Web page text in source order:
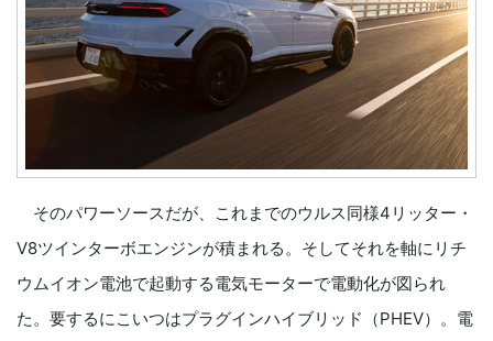
そのパワーソースだが、これまでのウルス同様4リッター・
V8ツインターボエンジンが積まれる。そしてそれを軸にリチ
ウムイオン電池で起動する電気モーターで電動化が図られ
た。要するにこいつはプラグインハイブリッド（PHEV）。電